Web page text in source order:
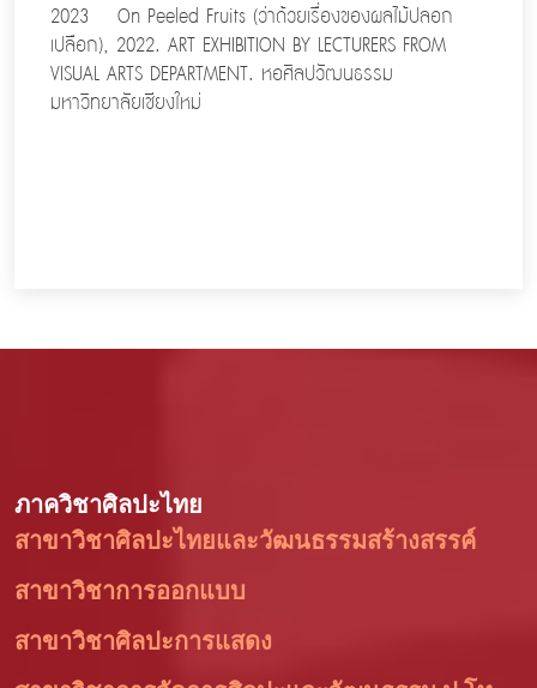
2023 On Peeled Fruits (ว่าด้วยเรื่องของผลไม้ปลอก
เปลือก), 2022. ART EXHIBITION BY LECTURERS FROM
VISUAL ARTS DEPARTMENT. หอศิลปวัฒนธรรม
มหาวิทยาลัยเชียงใหม่
ภาควิชาศิลปะไทย
สาขาวิชาศิลปะไทยและวัฒนธรรมสร้างสรรค์
สาขาวิชาการออกแบบ
สาขาวิชาศิลปะการแสดง